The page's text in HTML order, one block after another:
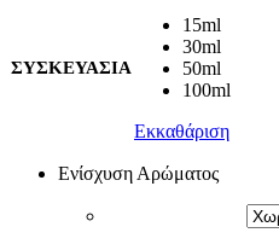
ΣΥΣΚΕΥΑΣΙΑ
15ml
30ml
50ml
100ml
Εκκαθάριση
Ενίσχυση Αρώματος